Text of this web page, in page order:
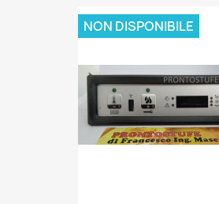
NON DISPONIBILE